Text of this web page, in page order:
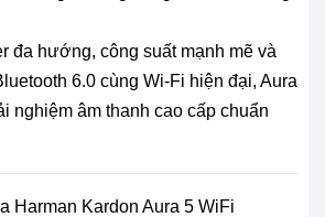
đa hướng, công suất mạnh mẽ và
6.0 cùng Wi-Fi hiện đại, Aura
nghiệm âm thanh cao cấp chuẩn
Harman Kardon Aura 5 WiFi